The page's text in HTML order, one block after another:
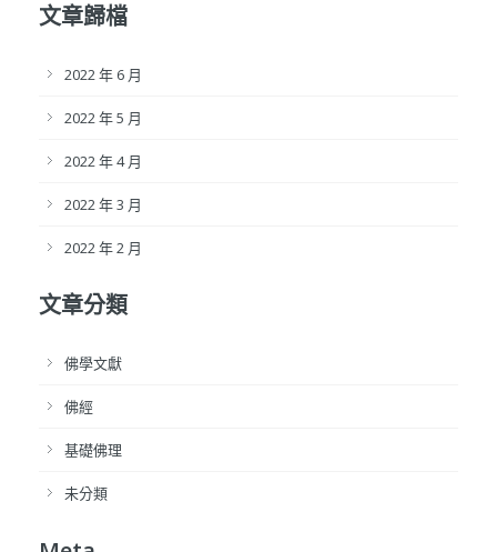
文章歸檔
2022 年 6 月
2022 年 5 月
2022 年 4 月
2022 年 3 月
2022 年 2 月
文章分類
佛學文獻
佛經
基礎佛理
未分類